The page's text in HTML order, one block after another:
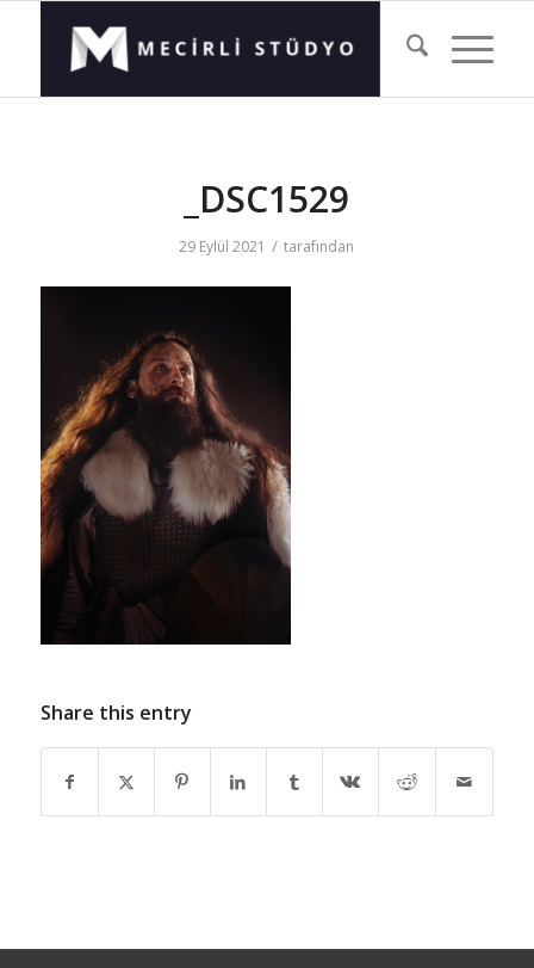
_DSC1529
29 Eylül 2021 / tarafından
Share this entry